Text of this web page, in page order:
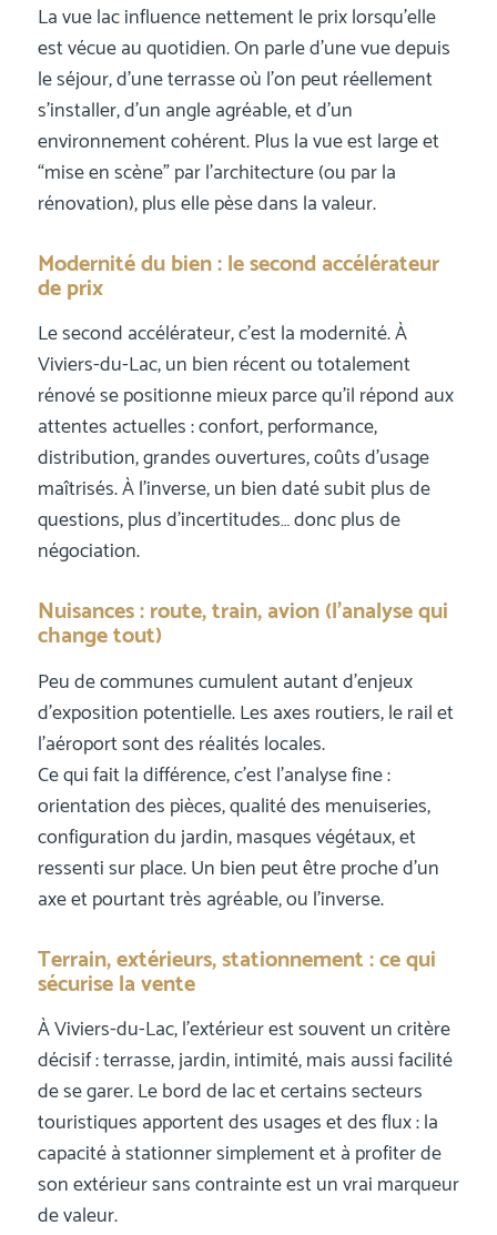
La vue lac influence nettement le prix lorsqu’elle
est vécue au quotidien. On parle d’une vue depuis
le séjour, d’une terrasse où l’on peut réellement
s’installer, d’un angle agréable, et d’un
environnement cohérent. Plus la vue est large et
“mise en scène” par l’architecture (ou par la
rénovation), plus elle pèse dans la valeur.
Modernité du bien : le second accélérateur
de prix
Le second accélérateur, c’est la modernité. À
Viviers-du-Lac, un bien récent ou totalement
rénové se positionne mieux parce qu’il répond aux
attentes actuelles : confort, performance,
distribution, grandes ouvertures, coûts d’usage
maîtrisés. À l’inverse, un bien daté subit plus de
questions, plus d’incertitudes… donc plus de
négociation.
Nuisances : route, train, avion (l’analyse qui
change tout)
Peu de communes cumulent autant d’enjeux
d’exposition potentielle. Les axes routiers, le rail et
l’aéroport sont des réalités locales.
Ce qui fait la différence, c’est l’analyse fine :
orientation des pièces, qualité des menuiseries,
configuration du jardin, masques végétaux, et
ressenti sur place. Un bien peut être proche d’un
axe et pourtant très agréable, ou l’inverse.
Terrain, extérieurs, stationnement : ce qui
sécurise la vente
À Viviers-du-Lac, l’extérieur est souvent un critère
décisif : terrasse, jardin, intimité, mais aussi facilité
de se garer. Le bord de lac et certains secteurs
touristiques apportent des usages et des flux : la
capacité à stationner simplement et à profiter de
son extérieur sans contrainte est un vrai marqueur
de valeur.